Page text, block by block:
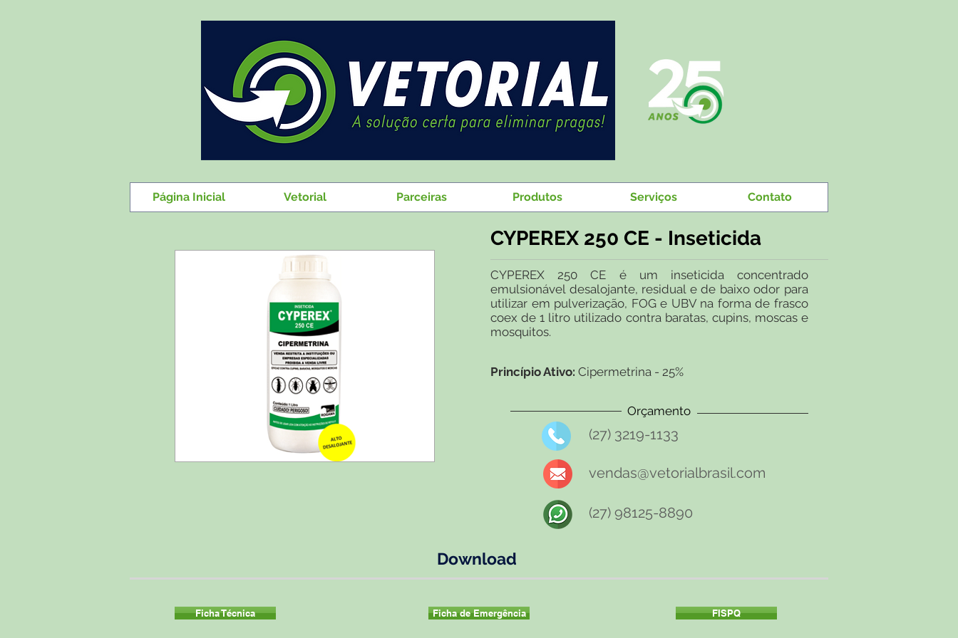
CYPEREX 250 CE - Inseticida
CYPEREX 250 CE é um inseticida concentrado
emulsionável desalojante, residual e de baixo odor para
utilizar em pulverização, FOG e UBV na forma de frasco
coex de 1 litro utilizado contra baratas, cupins, moscas e
mosquitos.
Princípio Ativo: Cipermetrina - 25%
Orçamento
(27) 3219-1133
vendas@vetorialbrasil.com
(27) 98125-8890
Download
Ficha Técnica Ficha de Emergência FISPQ
Página Inicial Vetorial Parceiras Produtos Serviços Contato